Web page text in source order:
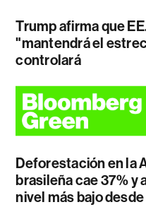
Trump afirma que
"mantendrá el
controlará
Deforestación en la
brasileña cae 37% y
nivel más bajo